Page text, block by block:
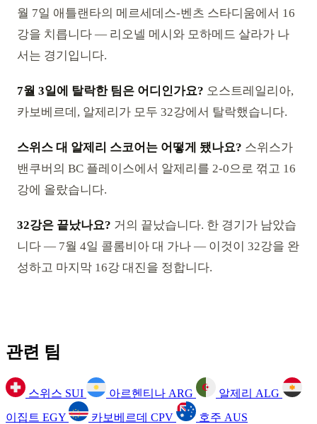
월 7일 애틀랜타의 메르세데스-벤츠 스타디움에서 16
강을 치릅니다 — 리오넬 메시와 모하메드 살라가 나
서는 경기입니다.
7월 3일에 탈락한 팀은 어디인가요? 오스트레일리아,
카보베르데, 알제리가 모두 32강에서 탈락했습니다.
스위스 대 알제리 스코어는 어떻게 됐나요? 스위스가
밴쿠버의 BC 플레이스에서 알제리를 2-0으로 꺾고 16
강에 올랐습니다.
32강은 끝났나요? 거의 끝났습니다. 한 경기가 남았습
니다 — 7월 4일 콜롬비아 대 가나 — 이것이 32강을 완
성하고 마지막 16강 대진을 정합니다.
관련 팀
스위스 SUI 아르헨티나 ARG 알제리 ALG
이집트 EGY 카보베르데 CPV 호주 AUS